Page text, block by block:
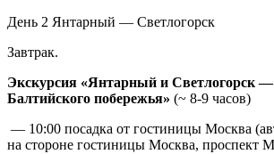
День 2 Янтарный — Светлогорск
Завтрак.
Экскурсия «Янтарный и Светлогорск
Балтийского побережья» (~ 8-9 часов)
— 10:00 посадка от гостиницы Москва
на стороне гостиницы Москва, проспект